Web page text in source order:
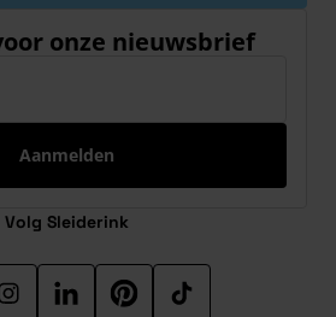
onze nieuwsbrief
Aanmelden
Volg Sleiderink